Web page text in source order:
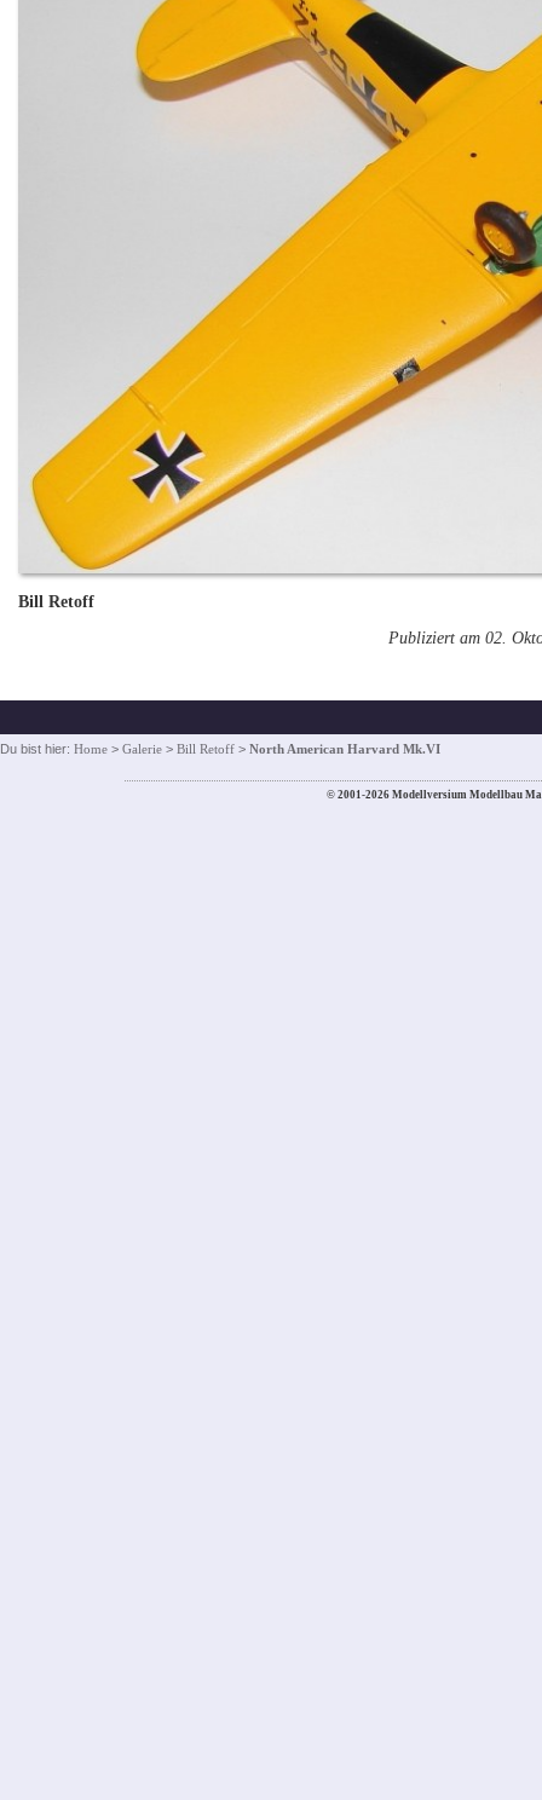
Bill Retoff
Publiziert am 02.
Du bist hier: Home > Galerie > Bill Retoff > North American Harvard Mk.VI
© 2001-2026 Modellversium Modellbau